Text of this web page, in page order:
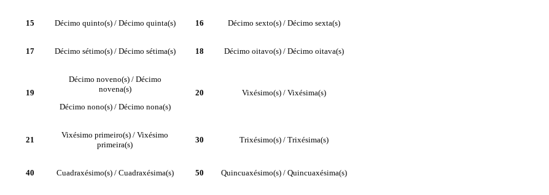
15 Décimo quinto(s) / Décimo quinta(s) 16 Décimo sexto(s) / Décimo sexta(s)
17 Décimo sétimo(s) / Décimo sétima(s) 18 Décimo oitavo(s) / Décimo oitava(s)
19
Décimo noveno(s) / Décimo
novena(s)
Décimo nono(s) / Décimo nona(s)
20 Vixésimo(s) / Vixésima(s)
21
Vixésimo primeiro(s) / Vixésimo
primeira(s)
30 Trixésimo(s) / Trixésima(s)
40 Cuadraxésimo(s) / Cuadraxésima(s) 50 Quincuaxésimo(s) / Quincuaxésima(s)